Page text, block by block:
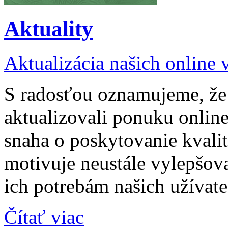
Aktuality
Aktualizácia našich online
S radosťou oznamujeme,
aktualizovali ponuku
snaha o poskytovanie
motivuje neustále
ich potrebám našich
Čítať viac